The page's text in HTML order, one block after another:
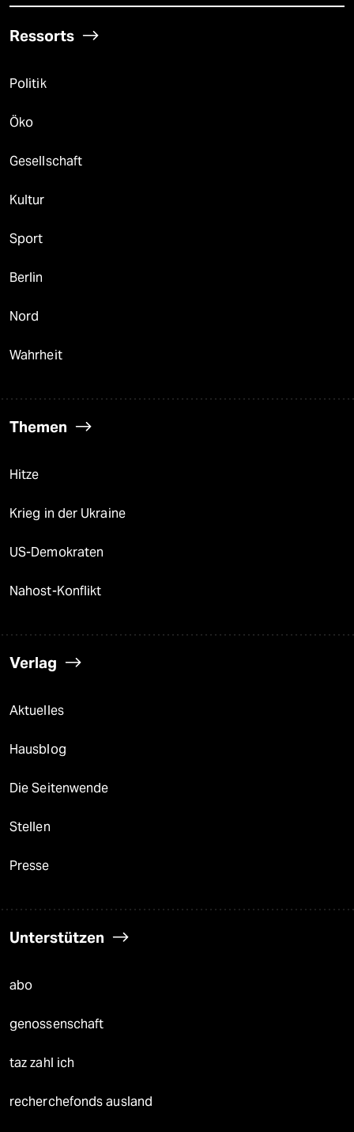
Ressorts
Politik
Öko
Gesellschaft
Kultur
Sport
Berlin
Nord
Wahrheit
Themen
Hitze
Krieg in der Ukraine
US-Demokraten
Nahost-Konflikt
Verlag
Aktuelles
Hausblog
Die Seitenwende
Stellen
Presse
Unterstützen
abo
genossenschaft
taz zahl ich
recherchefonds ausland